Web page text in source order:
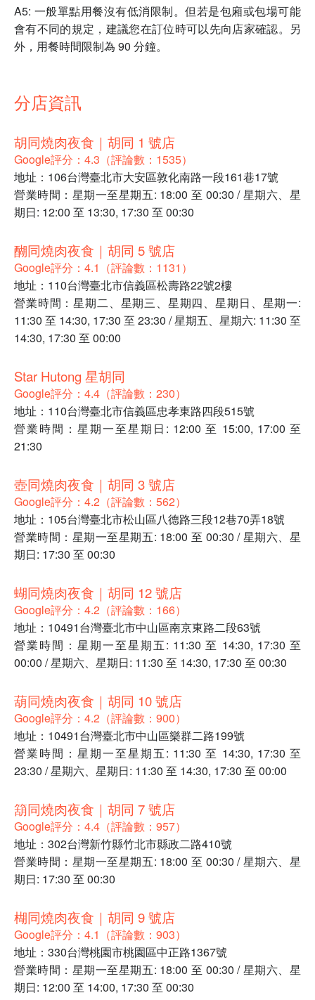
A5: 一般單點用餐沒有低消限制。但若是包廂或包場可能
會有不同的規定，建議您在訂位時可以先向店家確認。另
外，用餐時間限制為 90 分鐘。
分店資訊
胡同燒肉夜食｜胡同 1 號店
Google評分：4.3（評論數：1535）
地址：106台灣臺北市大安區敦化南路一段161巷17號
營業時間：星期一至星期五: 18:00 至 00:30 / 星期六、星
期日: 12:00 至 13:30, 17:30 至 00:30
醐同燒肉夜食｜胡同 5 號店
Google評分：4.1（評論數：1131）
地址：110台灣臺北市信義區松壽路22號2樓
營業時間：星期二、星期三、星期四、星期日、星期一:
11:30 至 14:30, 17:30 至 23:30 / 星期五、星期六: 11:30 至
14:30, 17:30 至 00:00
Star Hutong 星胡同
Google評分：4.4（評論數：230）
地址：110台灣臺北市信義區忠孝東路四段515號
營業時間：星期一至星期日: 12:00 至 15:00, 17:00 至
21:30
壺同燒肉夜食｜胡同 3 號店
Google評分：4.2（評論數：562）
地址：105台灣臺北市松山區八德路三段12巷70弄18號
營業時間：星期一至星期五: 18:00 至 00:30 / 星期六、星
期日: 17:30 至 00:30
蝴同燒肉夜食｜胡同 12 號店
Google評分：4.2（評論數：166）
地址：10491台灣臺北市中山區南京東路二段63號
營業時間：星期一至星期五: 11:30 至 14:30, 17:30 至
00:00 / 星期六、星期日: 11:30 至 14:30, 17:30 至 00:30
葫同燒肉夜食｜胡同 10 號店
Google評分：4.2（評論數：900）
地址：10491台灣臺北市中山區樂群二路199號
營業時間：星期一至星期五: 11:30 至 14:30, 17:30 至
23:30 / 星期六、星期日: 11:30 至 14:30, 17:30 至 00:00
箶同燒肉夜食｜胡同 7 號店
Google評分：4.4（評論數：957）
地址：302台灣新竹縣竹北市縣政二路410號
營業時間：星期一至星期五: 18:00 至 00:30 / 星期六、星
期日: 17:30 至 00:30
楜同燒肉夜食｜胡同 9 號店
Google評分：4.1（評論數：903）
地址：330台灣桃園市桃園區中正路1367號
營業時間：星期一至星期五: 18:00 至 00:30 / 星期六、星
期日: 12:00 至 14:00, 17:30 至 00:30